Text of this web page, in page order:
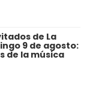
de La
9 de agosto:
de la música